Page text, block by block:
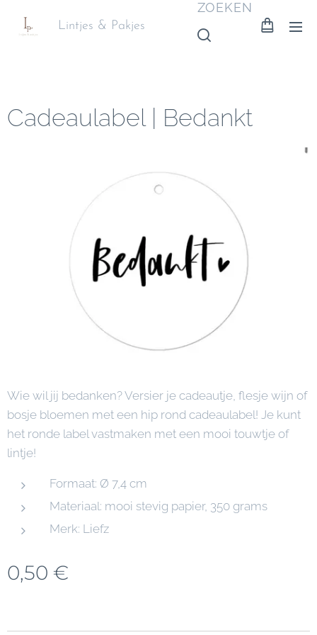
Lintjes & Pakjes
ZOEKEN
Cadeaulabel | Bedankt
Wie wil jij bedanken? Versier je cadeautje, flesje wijn of
bosje bloemen met een hip rond cadeaulabel! Je kunt
het ronde label vastmaken met een mooi touwtje of
lintje!
Formaat: Ø 7,4 cm
Materiaal: mooi stevig papier, 350 grams
Merk: Liefz
0,50 €